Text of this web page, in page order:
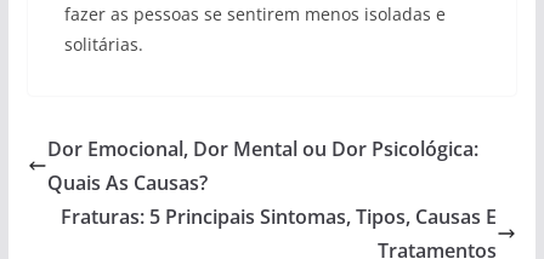
fazer as pessoas se sentirem menos isoladas e
solitárias.
Dor Emocional, Dor Mental ou Dor Psicológica:
Quais As Causas?
Fraturas: 5 Principais Sintomas, Tipos, Causas E
Tratamentos